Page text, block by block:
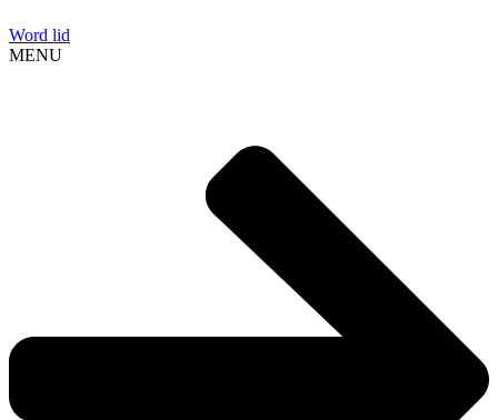
Word lid
MENU